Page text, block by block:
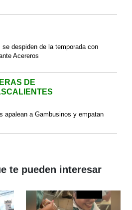
se despiden de la temporada con
Acereros
DE
apalean a Gambusinos y empatan
te pueden interesar